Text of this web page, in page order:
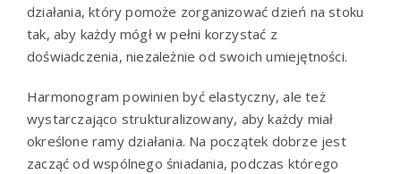
działania, który pomoże zorganizować dzień na stoku
tak, aby każdy mógł w pełni korzystać z
doświadczenia, niezależnie od swoich umiejętności.
Harmonogram powinien być elastyczny, ale też
wystarczająco strukturalizowany, aby każdy miał
określone ramy działania. Na początek dobrze jest
zacząć od wspólnego śniadania, podczas którego